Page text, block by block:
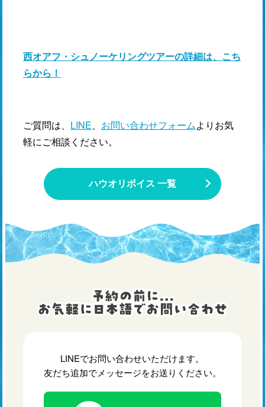
西オアフ・シュノーケリングツアーの詳細は、こち
らから！
ご質問は、 LINE、 お問い合わせフォームよりお気
軽にご相談ください。
ハウオリボイス 一覧
LINEでお問い合わせいただけます。
友だち追加でメッセージをお送りください。